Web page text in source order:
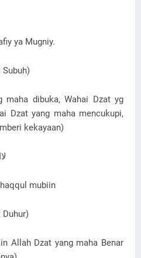
ya Mugniy.
maha dibuka, Wahai Dzat yg
Dzat yang maha mencukupi,
kekayaan)
mubiin
Allah Dzat yang maha Benar